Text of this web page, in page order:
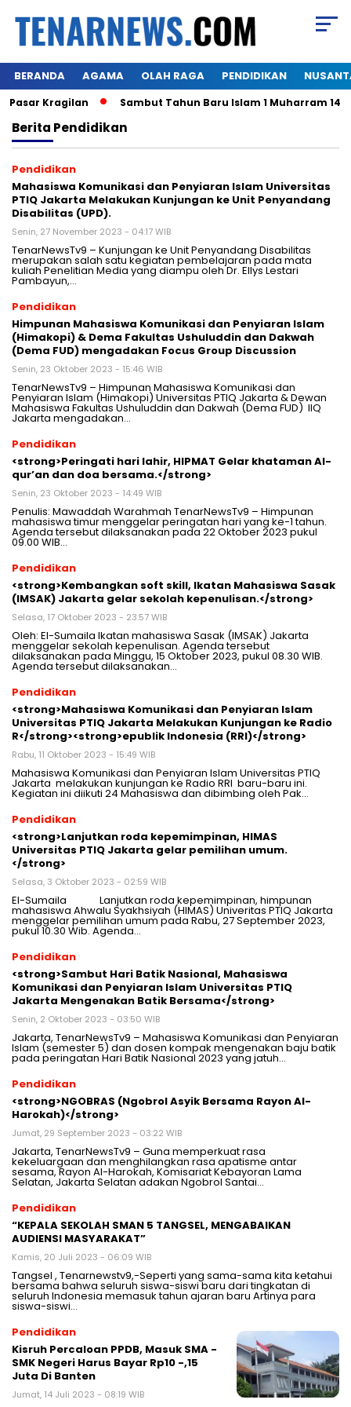
BERANDA AGAMA OLAH RAGA PENDIDIKAN
Kragilan Sambut Tahun Baru Islam 1 Muharram 1445
Berita Pendidikan
Pendidikan
Mahasiswa Komunikasi dan Penyiaran Islam Universitas
PTIQ Jakarta Melakukan Kunjungan ke Unit Penyandang
Disabilitas (UPD).
Senin, 27 November 2023 - 04:17 WIB
TenarNewsTv9 – Kunjungan ke Unit Penyandang Disabilitas
merupakan salah satu kegiatan pembelajaran pada mata
kuliah Penelitian Media yang diampu oleh Dr. Ellys Lestari
Pambayun,…
Pendidikan
Himpunan Mahasiswa Komunikasi dan Penyiaran Islam
(Himakopi) & Dema Fakultas Ushuluddin dan Dakwah
(Dema FUD) mengadakan Focus Group Discussion
Senin, 23 Oktober 2023 - 15:46 WIB
TenarNewsTv9 – Himpunan Mahasiswa Komunikasi dan
Penyiaran Islam (Himakopi) Universitas PTIQ Jakarta & Dewan
Mahasiswa Fakultas Ushuluddin dan Dakwah (Dema FUD) IIQ
Jakarta mengadakan…
Pendidikan
<strong>Peringati hari lahir, HIPMAT Gelar khataman Al-
qur’an dan doa bersama.</strong>
Senin, 23 Oktober 2023 - 14:49 WIB
Penulis: Mawaddah Warahmah TenarNewsTv9 – Himpunan
mahasiswa timur menggelar peringatan hari yang ke-1 tahun.
Agenda tersebut dilaksanakan pada 22 Oktober 2023 pukul
09.00 WIB…
Pendidikan
<strong>Kembangkan soft skill, Ikatan Mahasiswa Sasak
(IMSAK) Jakarta gelar sekolah kepenulisan.</strong>
Selasa, 17 Oktober 2023 - 23:57 WIB
Oleh: El-Sumaila Ikatan mahasiswa Sasak (IMSAK) Jakarta
menggelar sekolah kepenulisan. Agenda tersebut
dilaksanakan pada Minggu, 15 Oktober 2023, pukul 08.30 WIB.
Agenda tersebut dilaksanakan…
Pendidikan
<strong>Mahasiswa Komunikasi dan Penyiaran Islam
Universitas PTIQ Jakarta Melakukan Kunjungan ke Radio
R</strong><strong>epublik Indonesia (RRI)</strong>
Rabu, 11 Oktober 2023 - 15:49 WIB
Mahasiswa Komunikasi dan Penyiaran Islam Universitas PTIQ
Jakarta melakukan kunjungan ke Radio RRI baru-baru ini.
Kegiatan ini diikuti 24 Mahasiswa dan dibimbing oleh Pak…
Pendidikan
<strong>Lanjutkan roda kepemimpinan, HIMAS
Universitas PTIQ Jakarta gelar pemilihan umum.
</strong>
Selasa, 3 Oktober 2023 - 02:59 WIB
El-Sumaila Lanjutkan roda kepemimpinan, himpunan
mahasiswa Ahwalu Syakhsiyah (HIMAS) Univeritas PTIQ Jakarta
menggelar pemilihan umum pada Rabu, 27 September 2023,
pukul 10.30 Wib. Agenda…
Pendidikan
<strong>Sambut Hari Batik Nasional, Mahasiswa
Komunikasi dan Penyiaran Islam Universitas PTIQ
Jakarta Mengenakan Batik Bersama</strong>
Senin, 2 Oktober 2023 - 03:50 WIB
Jakarta, TenarNewsTv9 – Mahasiswa Komunikasi dan Penyiaran
Islam (semester 5) dan dosen kompak mengenakan baju batik
pada peringatan Hari Batik Nasional 2023 yang jatuh…
Pendidikan
<strong>NGOBRAS (Ngobrol Asyik Bersama Rayon Al-
Harokah)</strong>
Jumat, 29 September 2023 - 03:22 WIB
Jakarta, TenarNewsTv9 – Guna memperkuat rasa
kekeluargaan dan menghilangkan rasa apatisme antar
sesama, Rayon Al-Harokah, Komisariat Kebayoran Lama
Selatan, Jakarta Selatan adakan Ngobrol Santai…
Pendidikan
“KEPALA SEKOLAH SMAN 5 TANGSEL, MENGABAIKAN
AUDIENSI MASYARAKAT”
Kamis, 20 Juli 2023 - 06:09 WIB
Tangsel , Tenarnewstv9,-Seperti yang sama-sama kita ketahui
bersama bahwa seluruh siswa-siswi baru dari tingkatan di
seluruh Indonesia memasuk tahun ajaran baru Artinya para
siswa-siswi…
Pendidikan
Kisruh Percaloan PPDB, Masuk SMA -
SMK Negeri Harus Bayar Rp10 -,15
Juta Di Banten
Jumat, 14 Juli 2023 - 08:19 WIB